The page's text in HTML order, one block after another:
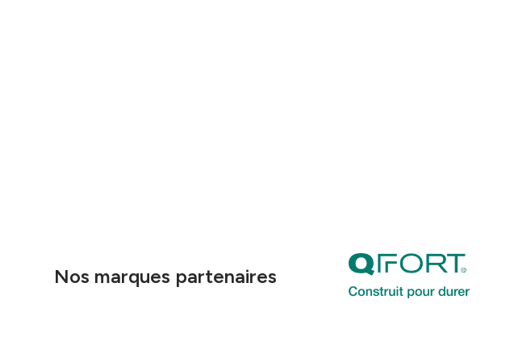
Nos marques partenaires